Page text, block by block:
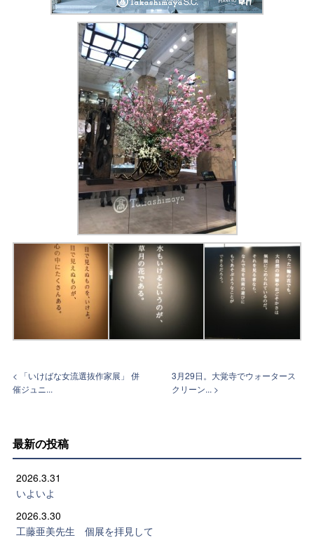
< 「いけばな女流選抜作家展」 併
催ジュニ...
3月29日。大覚寺でウォータース
クリーン... >
最新の投稿
2026.3.31
いよいよ
2026.3.30
工藤亜美先生 個展を拝見して